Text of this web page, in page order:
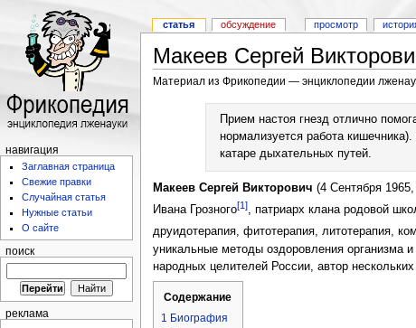
статья обсуждение просмотр
навигация
Заглавная страница
Свежие правки
Случайная статья
Нужные статьи
О сайте
поиск
реклама
Макеев Сергей
Материал из Фрикопедии — энциклопедии
Прием настоя гнезд отлично
нормализуется работа
катаре дыхательных путей.
Макеев Сергей Викторович (4 Сентября
Ивана Грозного[1], патриарх клана родовой
друидотерапия, фитотерапия, литотерапия,
уникальные методы оздоровления организма
народных целителей России, автор
Содержание
1 Биография